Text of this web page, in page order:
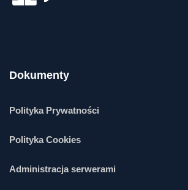
Dokumenty
Polityka Prywatności
Polityka Cookies
Administracja serwerami